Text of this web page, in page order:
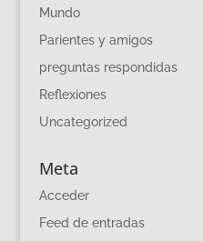
Mundo
Parientes y amigos
preguntas respondidas
Reflexiones
Uncategorized
Meta
Acceder
Feed de entradas